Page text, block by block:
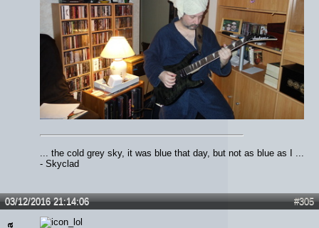
... the cold grey sky, it was blue that day, but not as blue as I ...
- Skyclad
#305
03/12/2016 21:14:06